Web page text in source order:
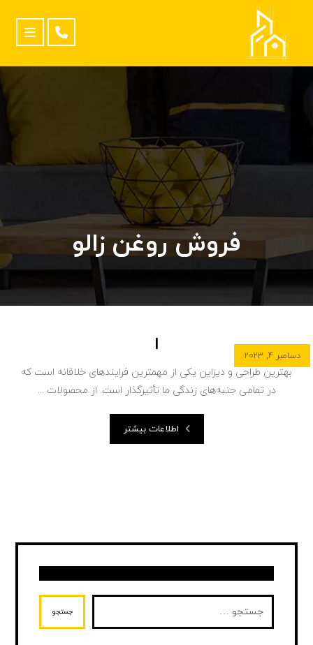
فروش روغن زالو
ا دسامبر ۴, ۲۰۲۳
بهترین طراحی و دیزاین یکی از مهمترین فرایندهای خلاقانه است که
در تمامی جنبه‌های زندگی ما تأثیرگذار است. از محصولات ...
اطلاعات بیشتر
جستجو